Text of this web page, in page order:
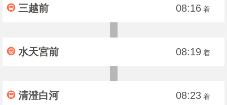
三越前 08:16 着
水天宮前 08:19 着
清澄白河 08:23 着